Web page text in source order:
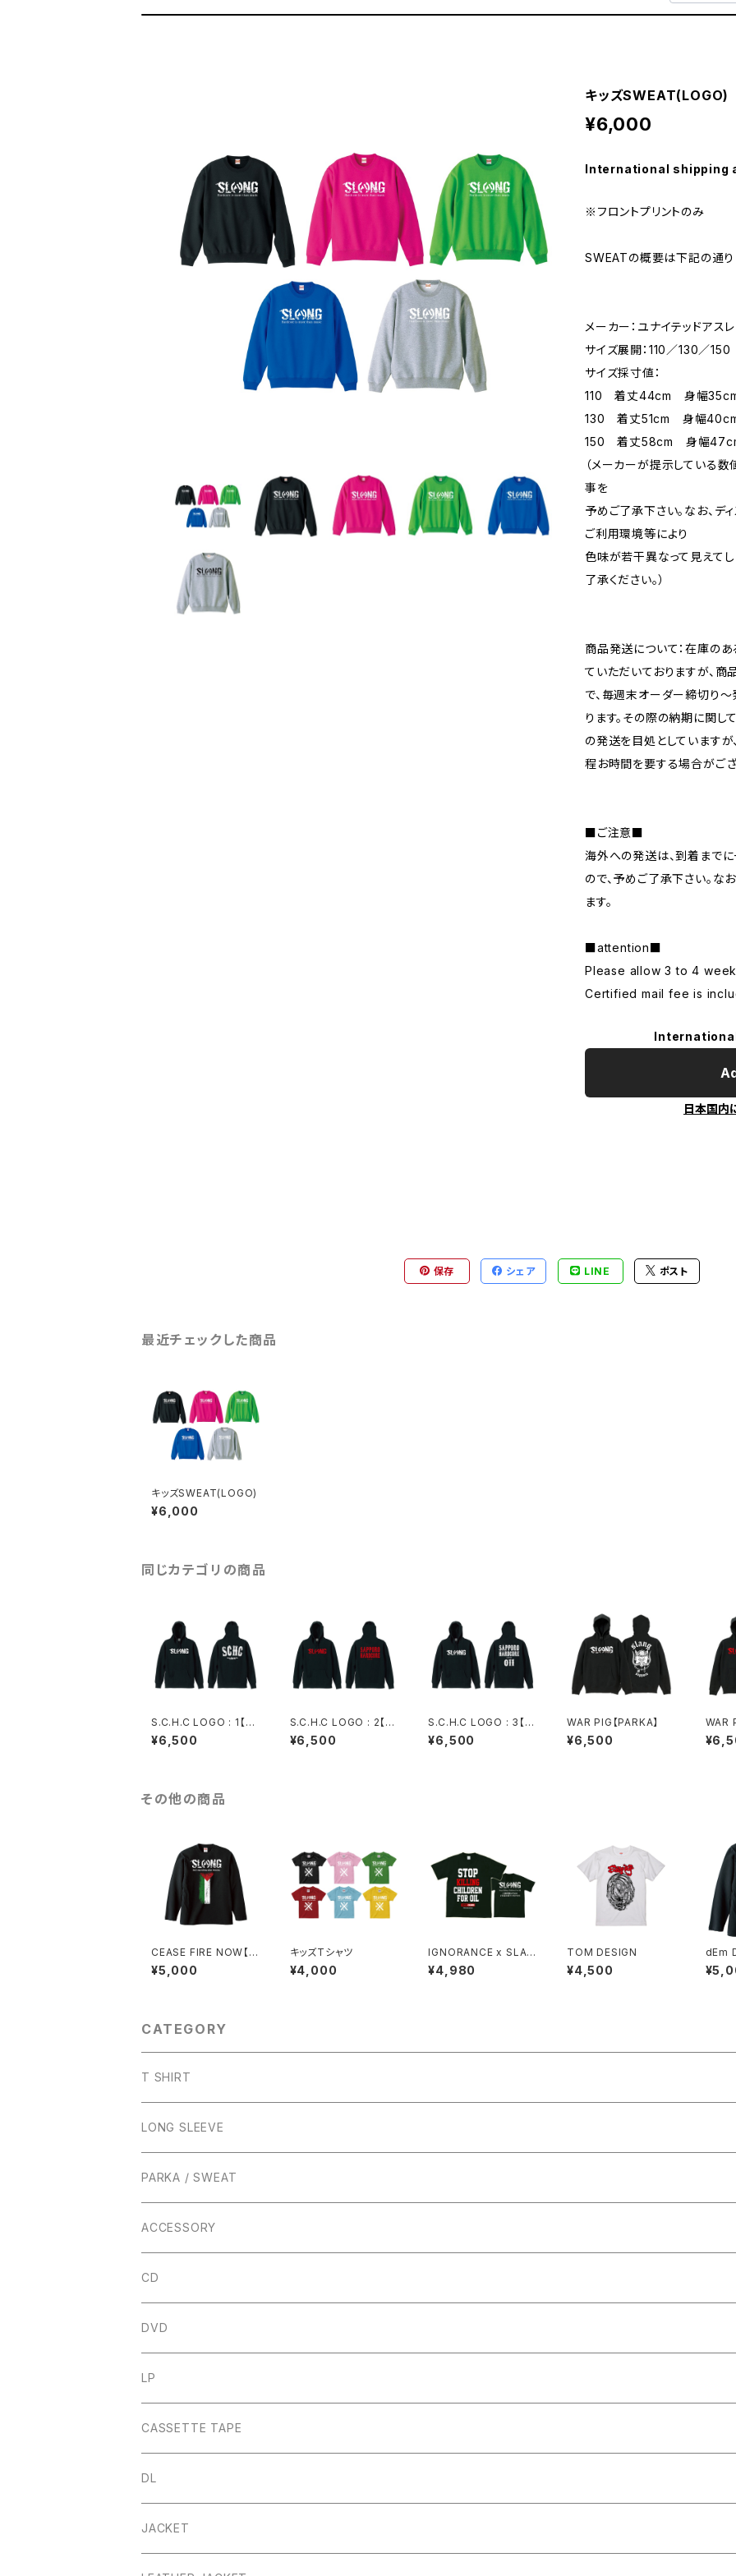
キッズSWEAT(LOGO)
¥6,000
International shipping
※フロントプリントのみ
SWEATの概要は下記の通り
メーカー：ユナイテッドア
サイズ展開：110／130／150
サイズ採寸値：
110 着丈44cm 身幅
130 着丈51cm 身幅
150 着丈58cm 身幅
（メーカーが提示している数
事を
予めご了承下さい。なお、デ
ご利用環境等により
色味が若干異なって見えて
了承ください。）
商品発送について：在庫の
ていただいておりますが、
で、毎週末オーダー締切り
ります。その際の納期に関
の発送を目処としています
程お時間を要する場合がご
■ご注意■
海外への発送は、到着まで
ので、予めご了承下さい。
ます。
■attention■
Please allow 3 to 4
Certified mail fee is
日本国内
保存 シェア LINE ポスト
最近チェックした商品
キッズSWEAT(LOGO)
¥6,000
同じカテゴリの商品
S.C.H.C LOGO : 1【PA
RKA】
¥6,500
S.C.H.C LOGO : 2【P
ARKA】
¥6,500
S.C.H.C LOGO : 3【P
ARKA】
¥6,500
WAR PIG【PARKA】
¥6,500
WAR
D
その他の商品
CEASE FIRE NOW【L
ONG SLEEVE】
¥5,000
キッズTシャツ
¥4,000
IGNORANCE x SLAN
G WネームT-SHIRT
【STOP KILLING CHI
¥4,980
TOM DESIGN
¥4,500
dEm
CATEGORY
T SHIRT
LONG SLEEVE
PARKA / SWEAT
ACCESSORY
CD
DVD
LP
CASSETTE TAPE
DL
JACKET